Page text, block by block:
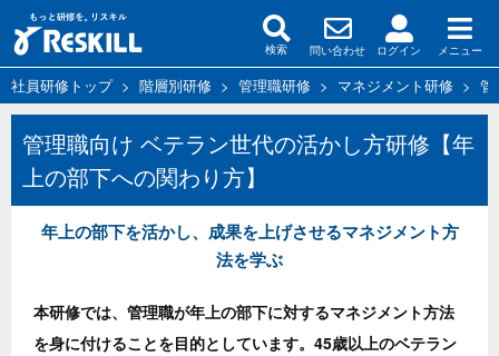
検索 問い合わせ ログイン メニュー
社員研修トップ> 階層別研修 > 管理職研修 > マネジメント研修 > 管
管理職向け ベテラン世代の活かし方研修【年
上の部下への関わり方】
年上の部下を活かし、成果を上げさせるマネジメント方
法を学ぶ
本研修では、管理職が年上の部下に対するマネジメント方法
を身に付けることを目的としています。45歳以上のベテラン